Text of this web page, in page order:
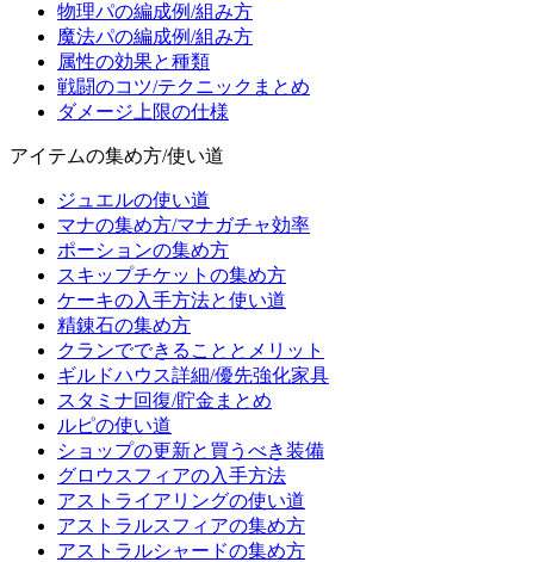
物理パの編成例/組み方
魔法パの編成例/組み方
属性の効果と種類
戦闘のコツ/テクニックまとめ
ダメージ上限の仕様
アイテムの集め方/使い道
ジュエルの使い道
マナの集め方/マナガチャ効率
ポーションの集め方
スキップチケットの集め方
ケーキの入手方法と使い道
精錬石の集め方
クランでできることとメリット
ギルドハウス詳細/優先強化家具
スタミナ回復/貯金まとめ
ルピの使い道
ショップの更新と買うべき装備
グロウスフィアの入手方法
アストライアリングの使い道
アストラルスフィアの集め方
アストラルシャードの集め方